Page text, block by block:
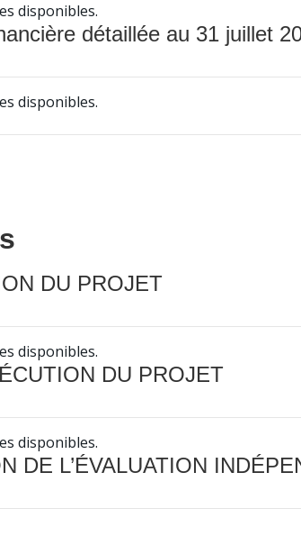
disponibles.
détaillée au 31 juillet
disponibles.
DU PROJET
disponibles.
DU PROJET
disponibles.
DE L’ÉVALUATION